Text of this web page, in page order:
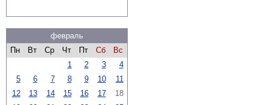
февраль
Пн
Вт Ср Чт Пт Сб
Вс
1
2 3
4
5
6 7 8 9 10
11
12
13 14 15 16 17
18